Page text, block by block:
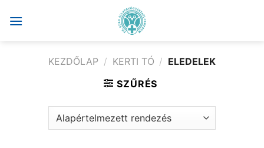
KEZDŐLAP / KERTI TÓ / ELEDELEK
SZŰRÉS